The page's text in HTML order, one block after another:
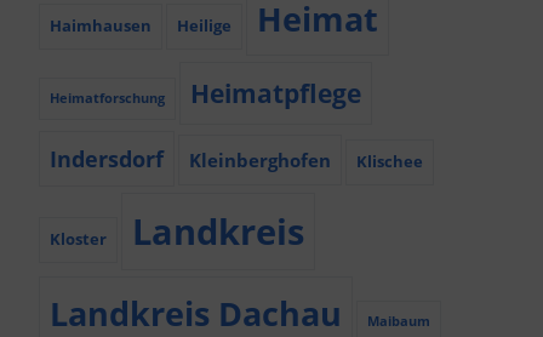
Haimhausen Heilige Heimat
Heimatforschung Heimatpflege
Indersdorf Kleinberghofen Klischee
Kloster Landkreis
Landkreis Dachau Maibaum